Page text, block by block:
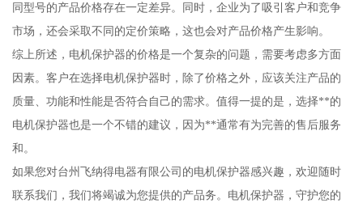
同型号的产品价格存在一定差异。同时，企业为了吸引客户和竞争
市场，还会采取不同的定价策略，这也会对产品价格产生影响。
综上所述，电机保护器的价格是一个复杂的问题，需要考虑多方面
因素。客户在选择电机保护器时，除了价格之外，应该关注产品的
质量、功能和性能是否符合自己的需求。值得一提的是，选择**的
电机保护器也是一个不错的建议，因为**通常有为完善的售后服务
和。
如果您对台州飞纳得电器有限公司的电机保护器感兴趣，欢迎随时
联系我们，我们将竭诚为您提供的产品务。电机保护器，守护您的